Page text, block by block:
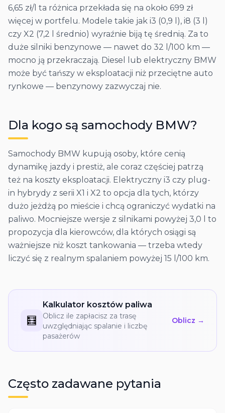
6,65 zł/l ta różnica przekłada się na około 699 zł
więcej w portfelu. Modele takie jak i3 (0,9 l), i8 (3 l)
czy X2 (7,2 l średnio) wyraźnie biją tę średnią. Za to
duże silniki benzynowe — nawet do 32 l/100 km —
mocno ją przekraczają. Diesel lub elektryczny BMW
może być tańszy w eksploatacji niż przeciętne auto
rynkowe — benzynowy zazwyczaj nie.
Dla kogo są samochody BMW?
Samochody BMW kupują osoby, które cenią
dynamikę jazdy i prestiż, ale coraz częściej patrzą
też na koszty eksploatacji. Elektryczny i3 czy plug-
in hybrydy z serii X1 i X2 to opcja dla tych, którzy
dużo jeżdżą po mieście i chcą ograniczyć wydatki na
paliwo. Mocniejsze wersje z silnikami powyżej 3,0 l to
propozycja dla kierowców, dla których osiągi są
ważniejsze niż koszt tankowania — trzeba wtedy
liczyć się z realnym spalaniem powyżej 15 l/100 km.
🧮
Kalkulator kosztów paliwa
Oblicz ile zapłacisz za trasę
uwzględniając spalanie i liczbę
pasażerów
Oblicz →
Często zadawane pytania